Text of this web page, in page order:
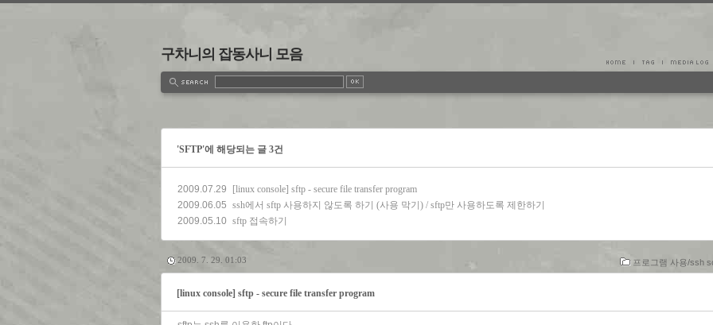
구차니의 잡동사니 모음
'SFTP'에 해당되는 글 3건
2009.07.29
[linux console] sftp - secure file transfer program
2009.06.05 ssh에서 sftp 사용하지 않도록 하기 (사용 막기) / sftp만 사용하도록 제한하기
2009.05.10 sftp 접속하기
프로그램 사용/ssh
2009. 7. 29. 01:03
[linux console] sftp - secure file transfer program